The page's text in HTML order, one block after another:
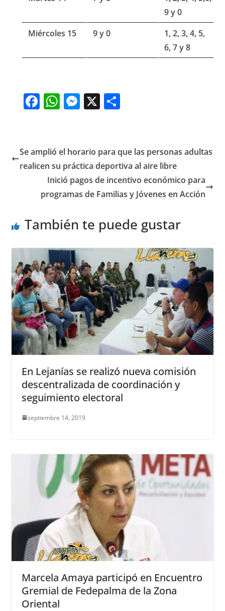
9 y 0
Miércoles 15
9 y 0
1, 2, 3, 4, 5,
6, 7 y 8
F
e
b
o
o
W
s
A
p
p
M
e
n
g
er
X S
e
Se amplió el horario para que las personas adultas
realicen su práctica deportiva al aire libre
Inició pagos de incentivo económico para
programas de Familias y Jóvenes en Acción
También te puede gustar
En Lejanías se realizó nueva comisión
descentralizada de coordinación y
seguimiento electoral
septiembre 14, 2019
Marcela Amaya participó en Encuentro
Gremial de Fedepalma de la Zona
Oriental